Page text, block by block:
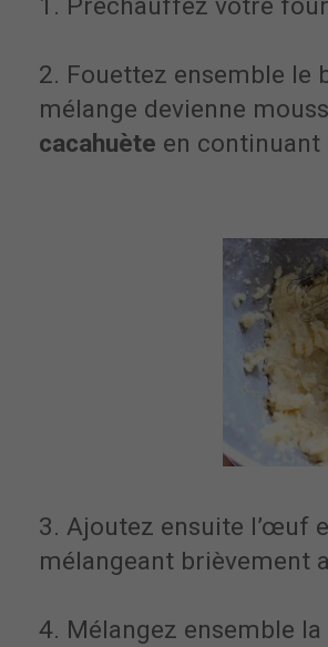
2. Fouettez ensemble le
mélange devienne
cacahuète en continuant
3. Ajoutez ensuite l’œuf
mélangeant brièvement
4. Mélangez ensemble